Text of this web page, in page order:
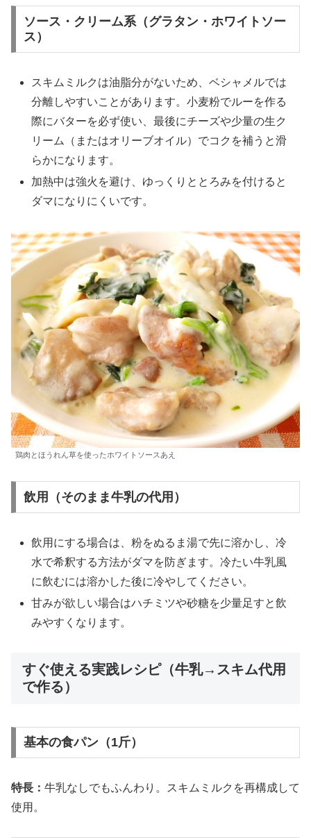
ソース・クリーム系（グラタン・ホワイトソー
ス）
スキムミルクは油脂分がないため、ベシャメルでは
分離しやすいことがあります。小麦粉でルーを作る
際にバターを必ず使い、最後にチーズや少量の生ク
リーム（またはオリーブオイル）でコクを補うと滑
らかになります。
加熱中は強火を避け、ゆっくりととろみを付けると
ダマになりにくいです。
鶏肉とほうれん草を使ったホワイトソースあえ
飲用（そのまま牛乳の代用）
飲用にする場合は、粉をぬるま湯で先に溶かし、冷
水で希釈する方法がダマを防ぎます。冷たい牛乳風
に飲むには溶かした後に冷やしてください。
甘みが欲しい場合はハチミツや砂糖を少量足すと飲
みやすくなります。
すぐ使える実践レシピ（牛乳→スキム代用
で作る）
基本の食パン（1斤）
特長： 牛乳なしでもふんわり。スキムミルクを再構成して
使用。